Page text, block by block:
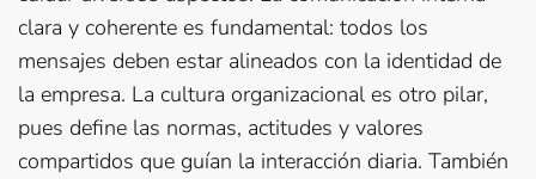
clara y coherente es fundamental: todos los
mensajes deben estar alineados con la identidad de
la empresa. La cultura organizacional es otro pilar,
pues define las normas, actitudes y valores
compartidos que guían la interacción diaria. También